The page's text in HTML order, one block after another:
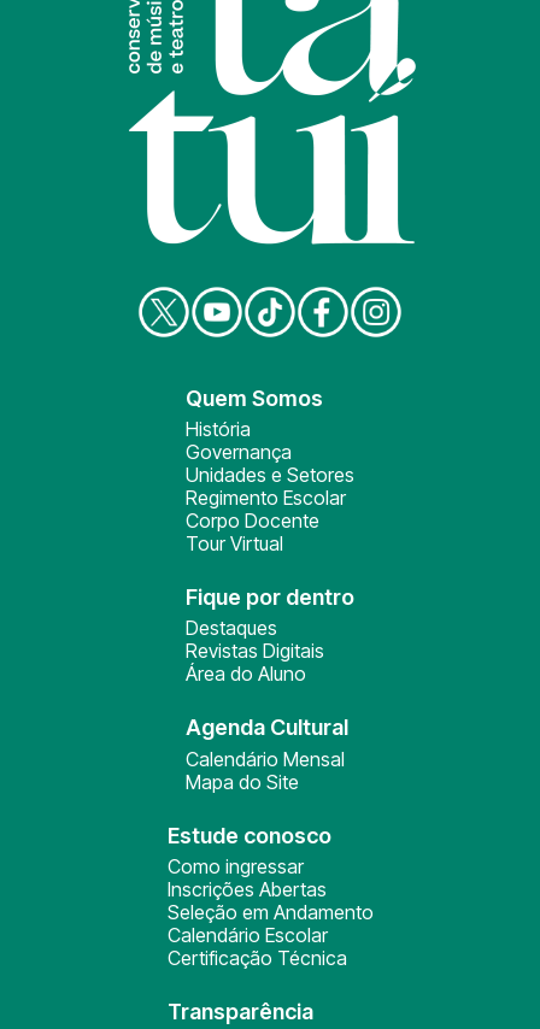
Quem Somos
História
Governança
Unidades e Setores
Regimento Escolar
Corpo Docente
Tour Virtual
Fique por dentro
Destaques
Revistas Digitais
Área do Aluno
Agenda Cultural
Calendário Mensal
Mapa do Site
Estude conosco
Como ingressar
Inscrições Abertas
Seleção em Andamento
Calendário Escolar
Certificação Técnica
Transparência